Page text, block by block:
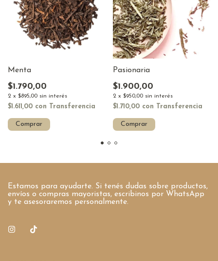
Menta
$1.790,00
2 x $895,00 sin interés
$1.611,00 con Transferencia
Comprar
Pasionaria
$1.900,00
2 x $950,00 sin interés
$1.710,00 con Transferencia
Comprar
Estamos para ayudarte. Si tenés dudas sobre productos,
envíos o compras mayoristas, escribinos por WhatsApp
y te asesoraremos personalmente.